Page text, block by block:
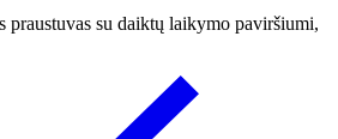
praustuvas su daiktų laikymo paviršiumi,